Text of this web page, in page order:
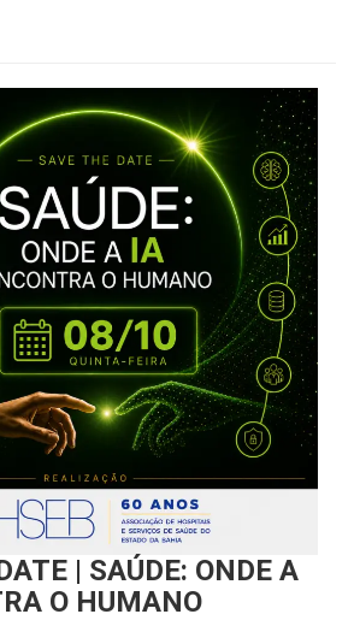
| SAÚDE: ONDE A
O HUMANO